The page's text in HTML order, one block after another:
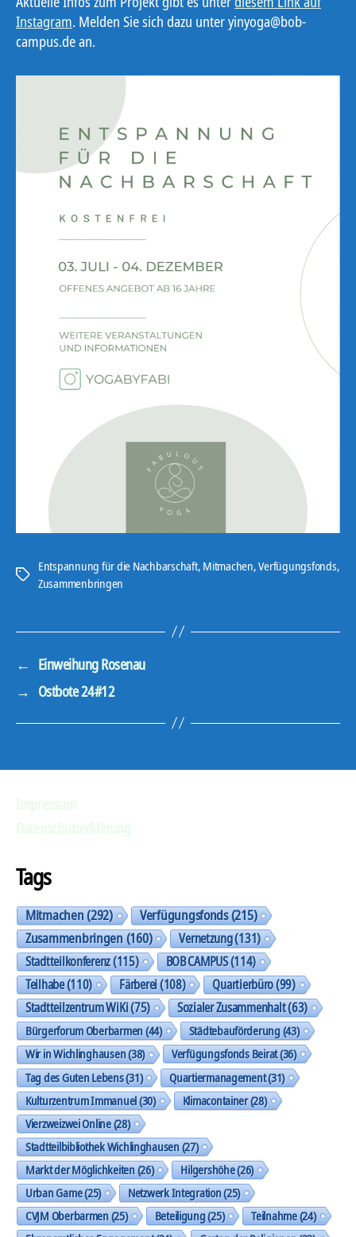
Instagram. Melden Sie sich dazu unter yinyoga@bob-
campus.de an.
Schlagwörter
Entspannung für die Nachbarschaft, Mitmachen,Verfügungsfonds,
Zusammenbringen
← Einweihung Rosenau
→ Ostbote 24#12
Tags
Mitmachen(292) Verfügungsfonds(215)
Zusammenbringen(160) Vernetzung(131)
Stadtteilkonferenz(115) BOB CAMPUS(114)
Teilhabe(110) Färberei(108) Quartierbüro(99)
Stadtteilzentrum WiKi(75) Sozialer Zusammenhalt(63)
Bürgerforum Oberbarmen(44) Städtebauförderung(43)
Wir in Wichlinghausen(38) Verfügungsfonds Beirat(36)
Tag des Guten Lebens(31) Quartiermanagement(31)
Kulturzentrum Immanuel(30) Klimacontainer(28)
Vierzweizwei Online(28)
Stadtteilbibliothek Wichlinghausen(27)
Markt der Möglichkeiten(26) Hilgershöhe(26)
Urban Game(25) Netzwerk Integration(25)
CVJM Oberbarmen(25) Beteiligung(25) Teilnahme(24)